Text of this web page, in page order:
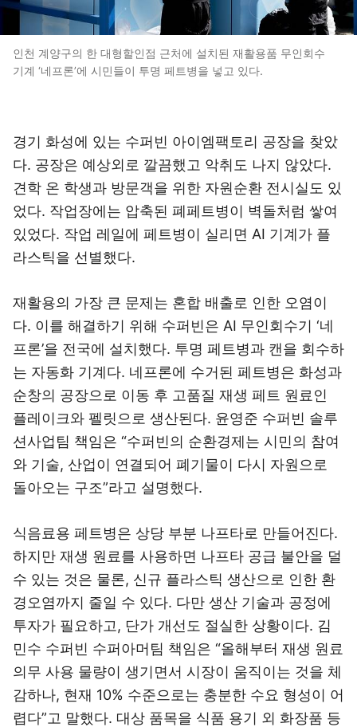
인천 계양구의 한 대형할인점 근처에 설치된 재활용품 무인회수
기계 ‘네프론’에 시민들이 투명 페트병을 넣고 있다.
경기 화성에 있는 수퍼빈 아이엠팩토리 공장을 찾았
다. 공장은 예상외로 깔끔했고 악취도 나지 않았다.
견학 온 학생과 방문객을 위한 자원순환 전시실도 있
었다. 작업장에는 압축된 폐페트병이 벽돌처럼 쌓여
있었다. 작업 레일에 페트병이 실리면 AI 기계가 플
라스틱을 선별했다.
재활용의 가장 큰 문제는 혼합 배출로 인한 오염이
다. 이를 해결하기 위해 수퍼빈은 AI 무인회수기 ‘네
프론’을 전국에 설치했다. 투명 페트병과 캔을 회수하
는 자동화 기계다. 네프론에 수거된 페트병은 화성과
순창의 공장으로 이동 후 고품질 재생 페트 원료인
플레이크와 펠릿으로 생산된다. 윤영준 수퍼빈 솔루
션사업팀 책임은 “수퍼빈의 순환경제는 시민의 참여
와 기술, 산업이 연결되어 폐기물이 다시 자원으로
돌아오는 구조”라고 설명했다.
식음료용 페트병은 상당 부분 나프타로 만들어진다.
하지만 재생 원료를 사용하면 나프타 공급 불안을 덜
수 있는 것은 물론, 신규 플라스틱 생산으로 인한 환
경오염까지 줄일 수 있다. 다만 생산 기술과 공정에
투자가 필요하고, 단가 개선도 절실한 상황이다. 김
민수 수퍼빈 수퍼아머팀 책임은 “올해부터 재생 원료
의무 사용 물량이 생기면서 시장이 움직이는 것을 체
감하나, 현재 10% 수준으로는 충분한 수요 형성이 어
렵다”고 말했다. 대상 품목을 식품 용기 외 화장품 등